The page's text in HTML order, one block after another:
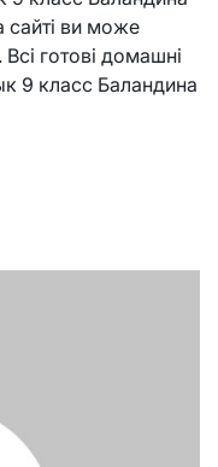
сайті ви може
готові домашні
9 класс Баландина